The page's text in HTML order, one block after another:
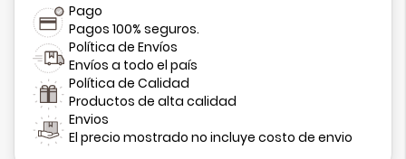
Pago
Pagos 100% seguros.
Política de Envíos
Envíos a todo el país
Política de Calidad
Productos de alta calidad
Envios
El precio mostrado no incluye costo de envio